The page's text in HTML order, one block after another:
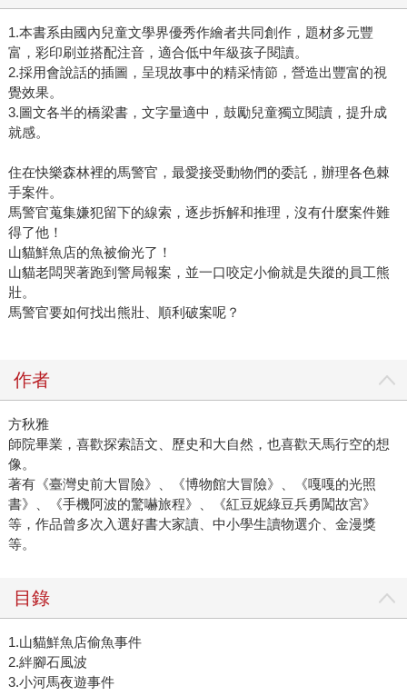
1.本書系由國內兒童文學界優秀作繪者共同創作，題材多元豐
富，彩印刷並搭配注音，適合低中年級孩子閱讀。
2.採用會說話的插圖，呈現故事中的精采情節，營造出豐富的視
覺效果。
3.圖文各半的橋梁書，文字量適中，鼓勵兒童獨立閱讀，提升成
就感。
住在快樂森林裡的馬警官，最愛接受動物們的委託，辦理各色棘
手案件。
馬警官蒐集嫌犯留下的線索，逐步拆解和推理，沒有什麼案件難
得了他！
山貓鮮魚店的魚被偷光了！
山貓老闆哭著跑到警局報案，並一口咬定小偷就是失蹤的員工熊
壯。
馬警官要如何找出熊壯、順利破案呢？
作者
方秋雅
師院畢業，喜歡探索語文、歷史和大自然，也喜歡天馬行空的想
像。
著有《臺灣史前大冒險》、《博物館大冒險》、《嘎嘎的光照
書》、《手機阿波的驚嚇旅程》、《紅豆妮綠豆兵勇闖故宮》
等，作品曾多次入選好書大家讀、中小學生讀物選介、金漫獎
等。
目錄
1.山貓鮮魚店偷魚事件
2.絆腳石風波
3.小河馬夜遊事件